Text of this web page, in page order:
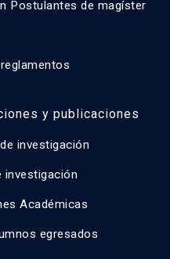
Postulantes de magíster
y publicaciones
investigación
investigación
Académicas
egresados